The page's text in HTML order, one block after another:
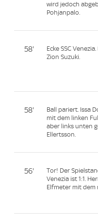
wird jedoch
Pohjanpalo.
58'
Ecke SSC
Zion Suzuki.
58'
Ball pariert. Issa
mit dem linken
aber links unten
Ellertsson.
56'
Tor! Der
Venezia ist 1:1.
Elfmeter mit dem